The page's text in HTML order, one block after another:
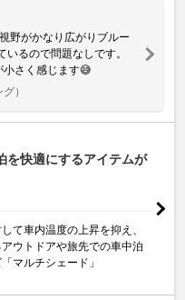
野がかなり広がりブルー
るので問題なしです。
さく感じます😅
）
を快適にするアイテムが
て車内温度の上昇を抑え、
ウトドアや旅先での車中泊
マルチシェード」